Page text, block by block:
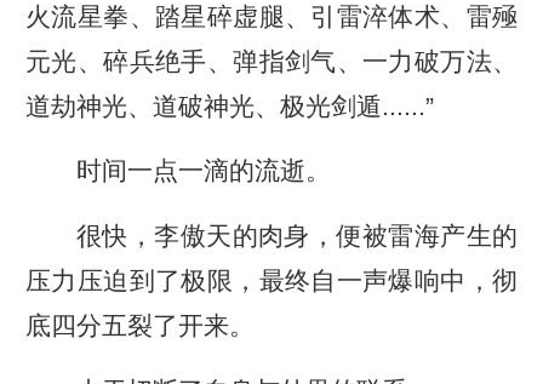
火流星拳、踏星碎虚腿、引雷淬体术、雷殛
元光、碎兵绝手、弹指剑气、一力破万法、
道劫神光、道破神光、极光剑遁......”
时间一点一滴的流逝。
很快，李傲天的肉身，便被雷海产生的
压力压迫到了极限，最终自一声爆响中，彻
底四分五裂了开来。